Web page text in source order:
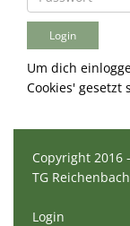
Um dich
Cookies' gesetzt
Copyright 2016
TG
Login